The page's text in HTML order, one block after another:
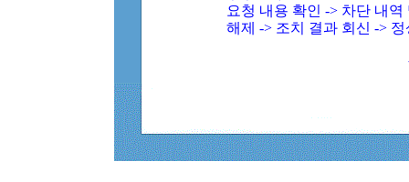
요청 내용 확인 -> 차단 내
해제 -> 조치 결과 회신 ->